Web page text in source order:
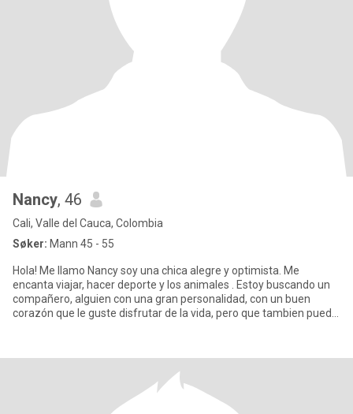
Nancy, 46
Cali, Valle del Cauca, Colombia
Søker: Mann 45 - 55
Hola! Me llamo Nancy soy una chica alegre y optimista. Me
encanta viajar, hacer deporte y los animales . Estoy buscando un
compañero, alguien con una gran personalidad, con un buen
corazón que le guste disfrutar de la vida, pero que tambien pueda